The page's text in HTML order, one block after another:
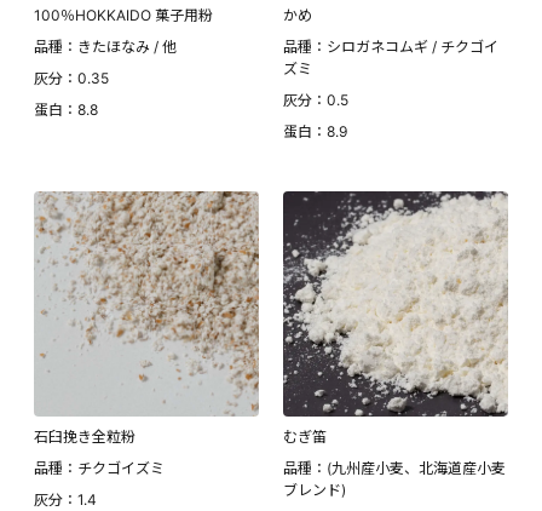
100％HOKKAIDO 菓子用粉
品種：きたほなみ / 他
灰分：0.35
蛋白：8.8
かめ
品種：シロガネコムギ / チクゴイ
ズミ
灰分：0.5
蛋白：8.9
石臼挽き全粒粉
品種：チクゴイズミ
灰分：1.4
むぎ笛
品種：(九州産小麦、北海道産小麦
ブレンド)